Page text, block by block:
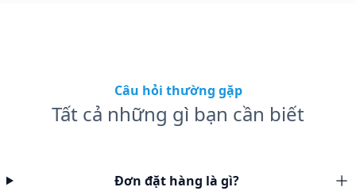
Câu hỏi thường gặp
Tất cả những gì bạn cần biết
Đơn đặt hàng là gì?